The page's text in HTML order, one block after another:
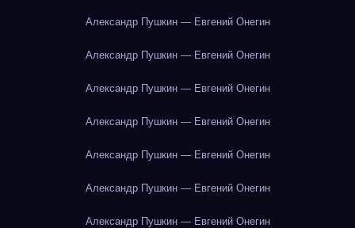
Александр Пушкин — Евгений Онегин
Александр Пушкин — Евгений Онегин
Александр Пушкин — Евгений Онегин
Александр Пушкин — Евгений Онегин
Александр Пушкин — Евгений Онегин
Александр Пушкин — Евгений Онегин
Александр Пушкин — Евгений Онегин